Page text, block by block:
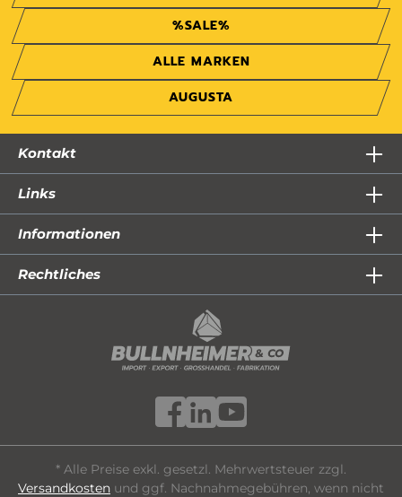
%SALE%
ALLE MARKEN
AUGUSTA
Kontakt
Links
Informationen
Rechtliches
* Alle Preise exkl. gesetzl. Mehrwertsteuer zzgl.
Versandkosten und ggf. Nachnahmegebühren, wenn nicht